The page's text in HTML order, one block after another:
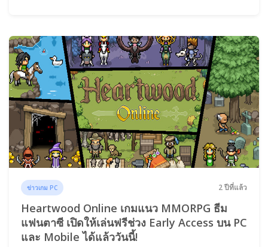
ข่าวเกม PC 2 ปีที่แล้ว
Heartwood Online เกมแนว MMORPG ธีม
แฟนตาซี เปิดให้เล่นฟรีช่วง Early Access บน PC
และ Mobile ได้แล้ววันนี้!